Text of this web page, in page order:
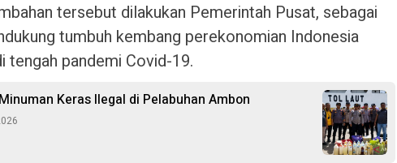
tersebut dilakukan Pemerintah Pusat, sebagai
tumbuh kembang perekonomian Indonesia
tengah pandemi Covid-19.
Keras Ilegal di Pelabuhan Ambon